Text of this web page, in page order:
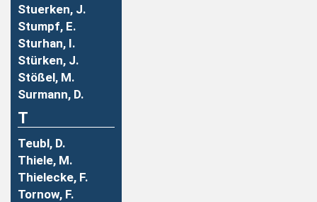
Stuerken, J.
Stumpf, E.
Sturhan, I.
Stürken, J.
Stößel, M.
Surmann, D.
T
Teubl, D.
Thiele, M.
Thielecke, F.
Tornow, F.